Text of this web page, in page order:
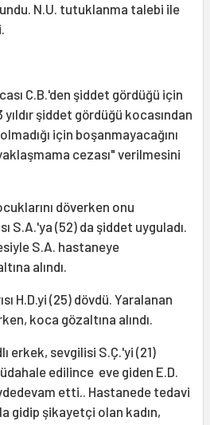
N.U. tutuklanma talebi ile
C.B.'den şiddet gördüğü için
şiddet gördüğü kocasından
için boşanmayacağını
cezası" verilmesini
döverken onu
S.A.'ya (52) da şiddet uyguladı.
S.A. hastaneye
alındı.
H.D.yi (25) dövdü. Yaralanan
koca gözaltına alındı.
erkek, sevgilisi S.Ç.'yi (21)
edilince eve giden E.D.
etti.. Hastanede tedavi
gidip şikayetçi olan kadın,